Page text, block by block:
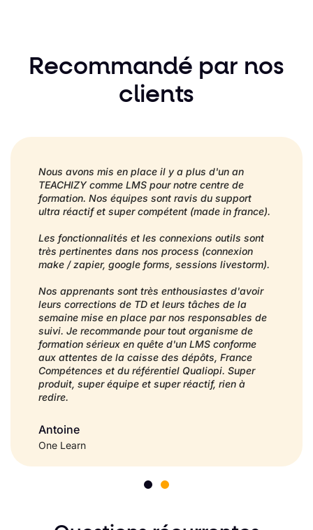
Recommandé par nos
clients
Nous avons mis en place il y a plus d'un an
TEACHIZY comme LMS pour notre centre de
formation. Nos équipes sont ravis du support
ultra réactif et super compétent (made in france).
Les fonctionnalités et les connexions outils sont
très pertinentes dans nos process (connexion
make / zapier, google forms, sessions livestorm).
Nos apprenants sont très enthousiastes d'avoir
leurs corrections de TD et leurs tâches de la
semaine mise en place par nos responsables de
suivi. Je recommande pour tout organisme de
formation sérieux en quête d'un LMS conforme
aux attentes de la caisse des dépôts, France
Compétences et du référentiel Qualiopi. Super
produit, super équipe et super réactif, rien à
redire.
Antoine
One Learn